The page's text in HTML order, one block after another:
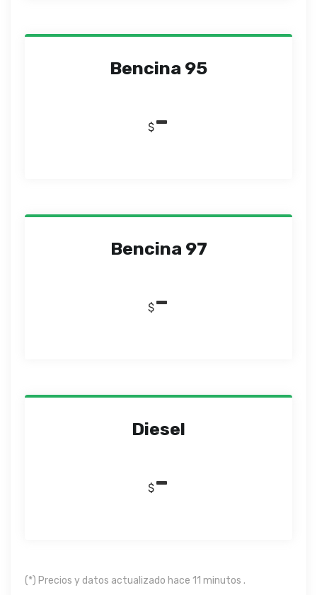
Bencina 95
$-
Bencina 97
$-
Diesel
$-
(*) Precios y datos actualizado hace 11 minutos .